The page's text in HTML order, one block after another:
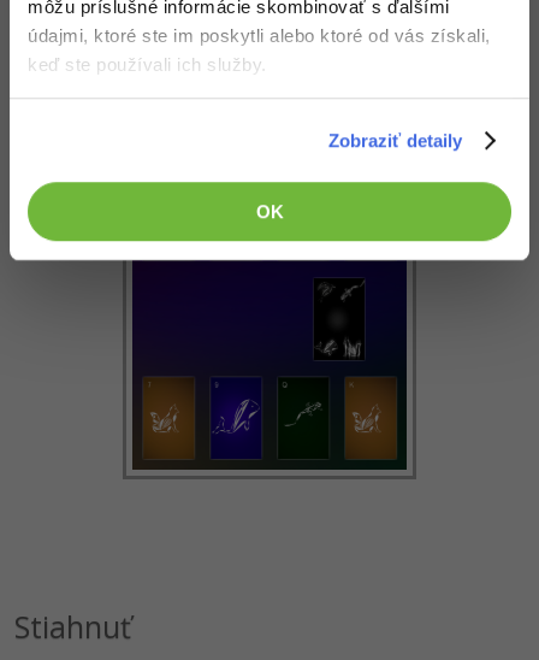
môžu príslušné informácie skombinovať s ďalšími
údajmi, ktoré ste im poskytli alebo ktoré od vás získali,
keď ste používali ich služby.
Zobraziť detaily
OK
Stiahnuť